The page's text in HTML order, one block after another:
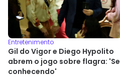
Entretenimento
Gil do Vigor e Diego Hypolito
abrem o jogo sobre flagra: 'Se
conhecendo'